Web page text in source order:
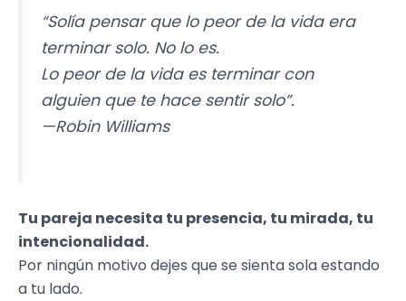
“Solía pensar que lo peor de la vida era
terminar solo. No lo es.
Lo peor de la vida es terminar con
alguien que te hace sentir solo”.
—Robin Williams
Tu pareja necesita tu presencia, tu mirada, tu
intencionalidad.
Por ningún motivo dejes que se sienta sola estando
a tu lado.